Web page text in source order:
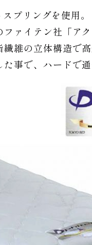
プリングを使用。
ァイテン社「ア
維の立体構造で
事で、ハードで